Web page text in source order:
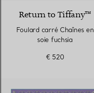
Return to Tiffany™
Foulard carré Chaînes en
soie fuchsia
€ 520